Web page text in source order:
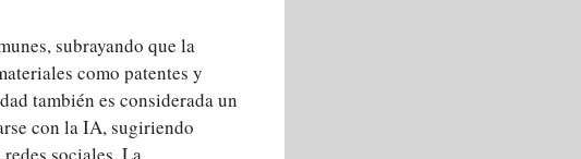
subrayando que la
como patentes y
también es considerada un
con la IA, sugiriendo
sociales. La